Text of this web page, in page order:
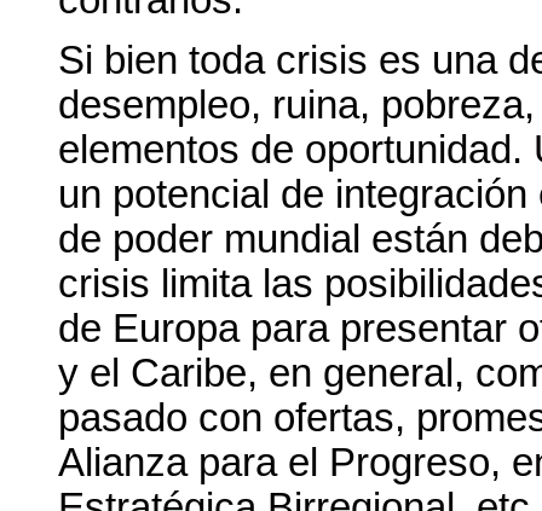
Si bien toda crisis es una
desempleo, ruina,
elementos de oportunidad.
un potencial de
de poder mundial están
crisis limita las
de Europa para presentar
y el Caribe, en general,
pasado con ofertas,
Alianza para el Progreso,